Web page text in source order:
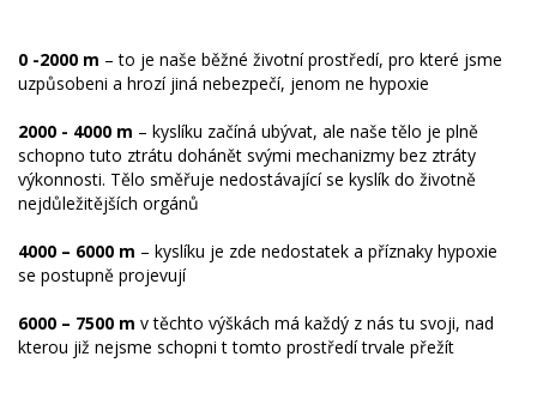
0 -2000 m – to je naše běžné životní prostředí, pro které jsme
uzpůsobeni a hrozí jiná nebezpečí, jenom ne hypoxie
2000 - 4000 m – kyslíku začíná ubývat, ale naše tělo je plně
schopno tuto ztrátu dohánět svými mechanizmy bez ztráty
výkonnosti. Tělo směřuje nedostávající se kyslík do životně
nejdůležitějších orgánů
4000 – 6000 m – kyslíku je zde nedostatek a příznaky hypoxie
se postupně projevují
6000 – 7500 m v těchto výškách má každý z nás tu svoji, nad
kterou již nejsme schopni t tomto prostředí trvale přežít